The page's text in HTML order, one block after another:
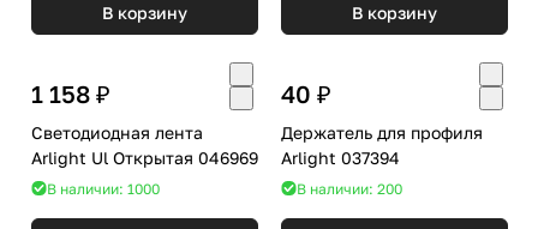
В корзину В корзину
1 158 ₽
Светодиодная лента
Arlight Ul Открытая 046969
В наличии: 1000
40 ₽
Держатель для профиля
Arlight 037394
В наличии: 200